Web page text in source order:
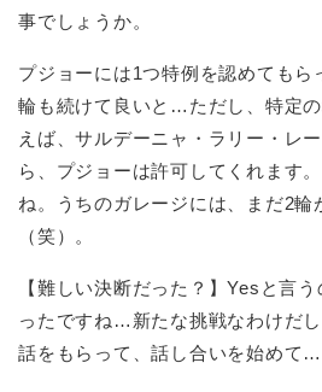
事でしょうか。
プジョーには1つ特例を認めても
輪も続けて良いと…ただし、特定
えば、サルデーニャ・ラリー・レ
ら、プジョーは許可してくれます
ね。うちのガレージには、まだ2輪
（笑）。
【難しい決断だった？】Yesと言
ったですね…新たな挑戦なわけだ
話をもらって、話し合いを始めて…